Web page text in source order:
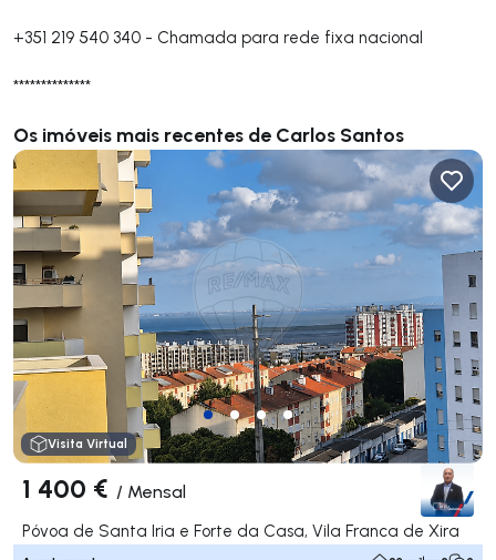
+351 219 540 340 - Chamada para rede fixa nacional
**************
Os imóveis mais recentes de Carlos Santos
Visita Virtual
1 400 € / Mensal
Póvoa de Santa Iria e Forte da Casa, Vila Franca de Xira